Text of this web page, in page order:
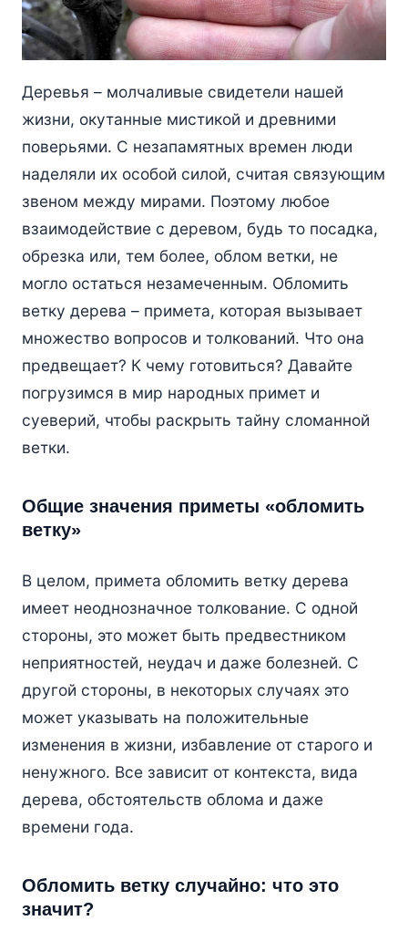
Деревья – молчаливые свидетели нашей
жизни, окутанные мистикой и древними
поверьями. С незапамятных времен люди
наделяли их особой силой, считая связующим
звеном между мирами. Поэтому любое
взаимодействие с деревом, будь то посадка,
обрезка или, тем более, облом ветки, не
могло остаться незамеченным. Обломить
ветку дерева – примета, которая вызывает
множество вопросов и толкований. Что она
предвещает? К чему готовиться? Давайте
погрузимся в мир народных примет и
суеверий, чтобы раскрыть тайну сломанной
ветки.
Общие значения приметы «обломить
ветку»
В целом, примета обломить ветку дерева
имеет неоднозначное толкование. С одной
стороны, это может быть предвестником
неприятностей, неудач и даже болезней. С
другой стороны, в некоторых случаях это
может указывать на положительные
изменения в жизни, избавление от старого и
ненужного. Все зависит от контекста, вида
дерева, обстоятельств облома и даже
времени года.
Обломить ветку случайно: что это
значит?